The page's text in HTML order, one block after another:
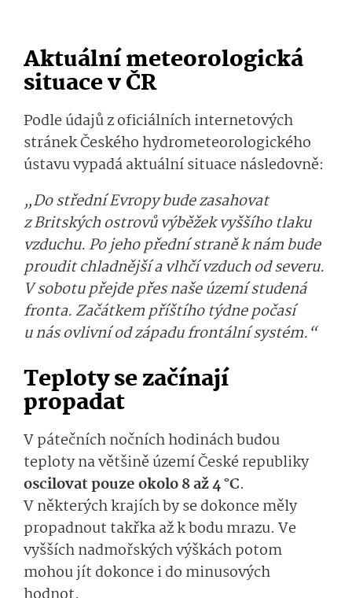
Aktuální meteorologická
situace v ČR
Podle údajů z oficiálních internetových
stránek Českého hydrometeorolo­gického
ústavu vypadá aktuální situace následovně:
„Do střední Evropy bude zasahovat
z Britských ostrovů výběžek vyššího tlaku
vzduchu. Po jeho přední straně k nám bude
proudit chladnější a vlhčí vzduch od severu.
V sobotu přejde přes naše území studená
fronta. Začátkem příštího týdne počasí
u nás ovlivní od západu frontální systém.“
Teploty se začínají
propadat
V pátečních nočních hodinách budou
teploty na většině území České republiky
oscilovat pouze okolo 8 až 4 °C.
V některých krajích by se dokonce měly
propadnout takřka až k bodu mrazu. Ve
vyšších nadmořských výškách potom
mohou jít dokonce i do minusových